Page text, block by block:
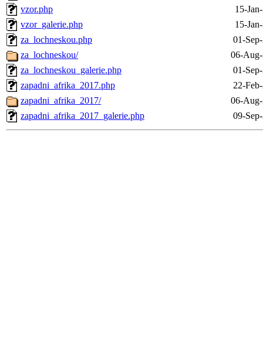
vzor.php
15-
vzor_galerie.php
15-
za_lochneskou.php
01-
za_lochneskou/
06-
za_lochneskou_galerie.php
01-
zapadni_afrika_2017.php
22-
zapadni_afrika_2017/
06-
zapadni_afrika_2017_galerie.php
09-